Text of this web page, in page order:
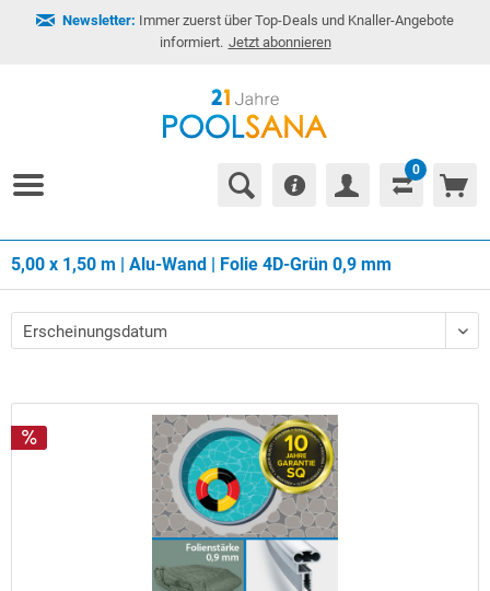
Newsletter: Immer zuerst über Top-Deals und Knaller-Angebote
informiert. Jetzt abonnieren
0
5,00 x 1,50 m | Alu-Wand | Folie 4D-Grün 0,9 mm